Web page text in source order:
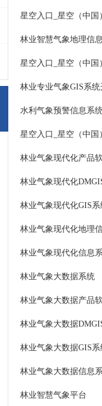
星空入口_星空（中
林业智慧气象地理信
星空入口_星空（中国
林业专业气象GIS系统
水利气象预警信息系
星空入口_星空（中国
林业气象现代化产品
林业气象现代化
林业气象现代化GIS
林业气象现代化地理
林业气象现代化信息
林业气象大数据系统
林业气象大数据产品
林业气象大数据
林业气象大数据GIS
林业气象大数据信息
林业智慧气象平台